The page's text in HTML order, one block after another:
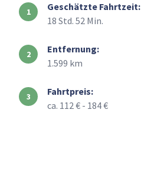
Geschätzte Fahrtzeit:
18 Std. 52 Min.
Entfernung:
1.599 km
Fahrtpreis:
ca. 112 € - 184 €